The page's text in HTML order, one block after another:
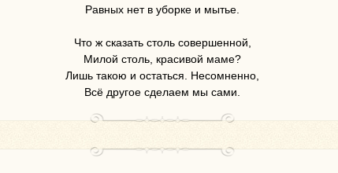
Равных нет в уборке и мытье.
Что ж сказать столь совершенной,
Милой столь, красивой маме?
Лишь такою и остаться. Несомненно,
Всё другое сделаем мы сами.